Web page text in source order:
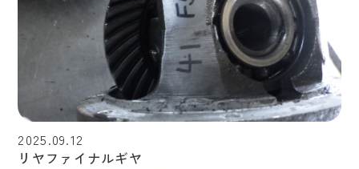
2025.09.12
リヤファイナルギヤ